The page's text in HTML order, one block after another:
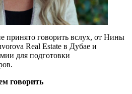
принято говорить вслух, от Нины
Real Estate в Дубае и
для подготовки
говорить